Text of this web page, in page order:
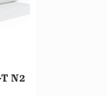
N2